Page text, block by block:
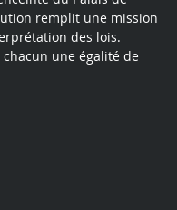
remplit une mission
des lois.
une égalité de